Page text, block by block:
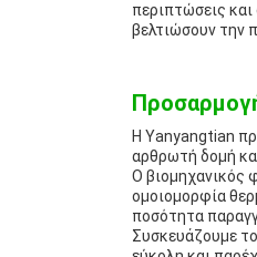
περιπτώσεις και
βελτιώσουν την
Η Yanyangtian
αρθρωτή δομή
Ο βιομηχανικός
ομοιομορφία
ποσότητα
Συσκευάζουμε